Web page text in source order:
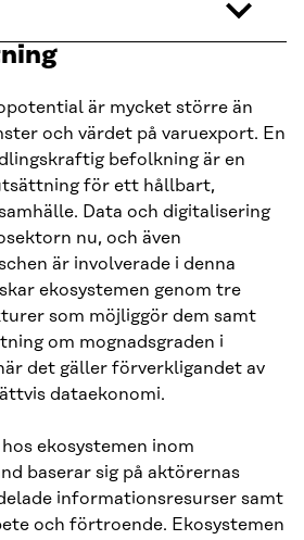
är mycket större än
och värdet på varuexport. En
befolkning är en
för ett hållbart,
Data och digitalisering
nu, och även
är involverade i denna
ekosystemen genom tre
som möjliggör dem samt
om mognadsgraden i
det gäller förverkligandet av
dataekonomi.
ekosystemen inom
baserar sig på aktörernas
informationsresurser samt
och förtroende. Ekosystemen